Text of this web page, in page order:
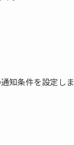
知条件を設定しま